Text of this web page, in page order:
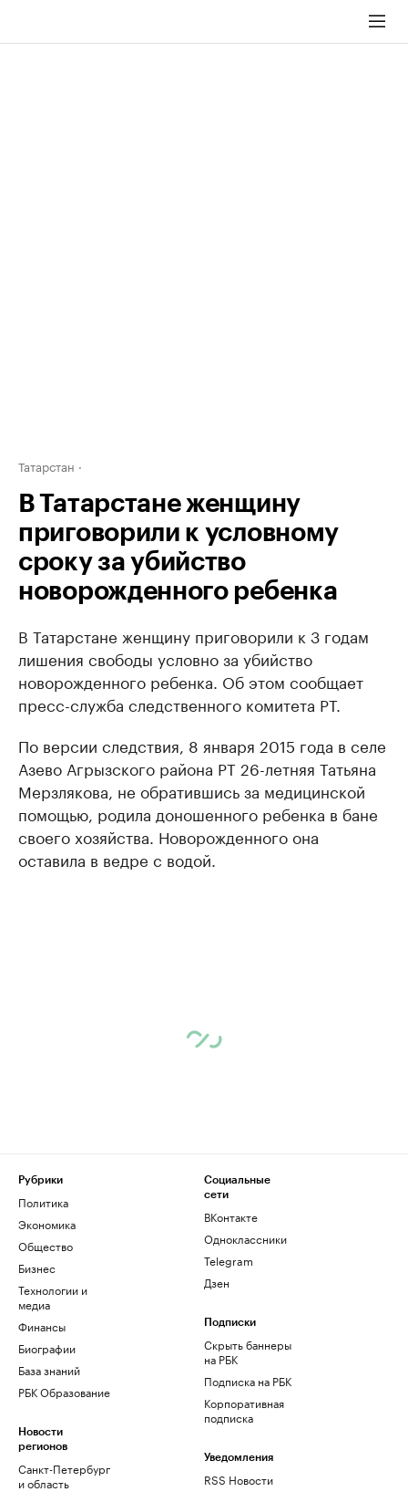
Татарстан
В Татарстане женщину
приговорили к условному
сроку за убийство
новорожденного ребенка
В Татарстане женщину приговорили к 3 годам
лишения свободы условно за убийство
новорожденного ребенка. Об этом сообщает
пресс-служба следственного комитета РТ.
По версии следствия, 8 января 2015 года в селе
Азево Агрызского района РТ 26-летняя Татьяна
Мерзлякова, не обратившись за медицинской
помощью, родила доношенного ребенка в бане
своего хозяйства. Новорожденного она
оставила в ведре с водой.
Рубрики
Политика
Экономика
Общество
Бизнес
Технологии и
медиа
Финансы
Биографии
База знаний
РБК Образование
Новости
регионов
Санкт-Петербург
и область
Социальные
сети
ВКонтакте
Одноклассники
Telegram
Дзен
Подписки
Скрыть баннеры
на РБК
Подписка на РБК
Корпоративная
подписка
Уведомления
RSS Новости